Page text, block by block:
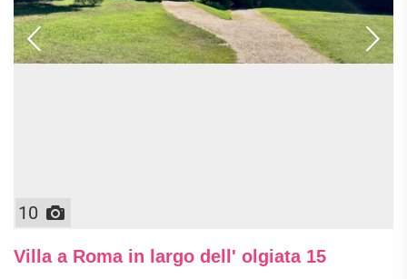
10
Villa a Roma in largo dell' olgiata 15